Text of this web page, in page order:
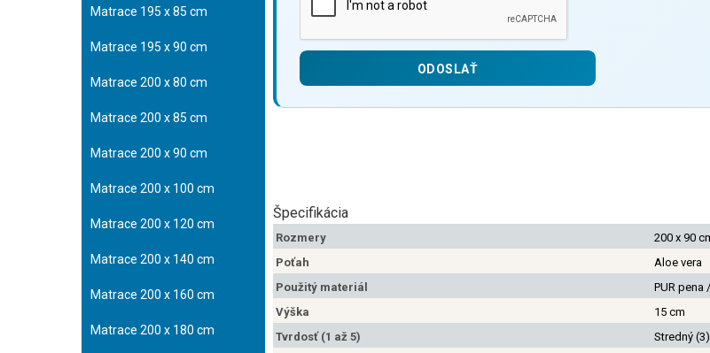
Matrace 195 x 85 cm
Matrace 195 x 90 cm
Matrace 200 x 80 cm
Matrace 200 x 85 cm
Matrace 200 x 90 cm
Matrace 200 x 100 cm
Matrace 200 x 120 cm
Matrace 200 x 140 cm
Matrace 200 x 160 cm
Matrace 200 x 180 cm
Špecifikácia
Rozmery
200 x 90
Poťah
Aloe vera
Použitý materiál
PUR pena
Výška
15 cm
Tvrdosť (1 až 5)
Stredný